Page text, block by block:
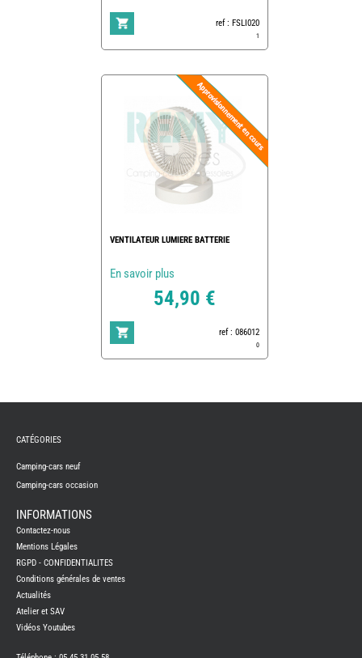
ref : FSLI020
1
VENTILATEUR LUMIERE BATTERIE
En savoir plus
54,90 €
ref : 086012
0
CAMPING-
NEUFS
CAMPING-
CAMPING-
BENIMAR
CAMPING-
CARADO
CAMPING-
ITINEO
CATÉGORIES
Camping-cars neuf
Camping-cars occasion
INFORMATIONS
Contactez-nous
Mentions Légales
RGPD - CONFIDENTIALITES
Conditions générales de ventes
Actualités
Atelier et SAV
Vidéos Youtubes